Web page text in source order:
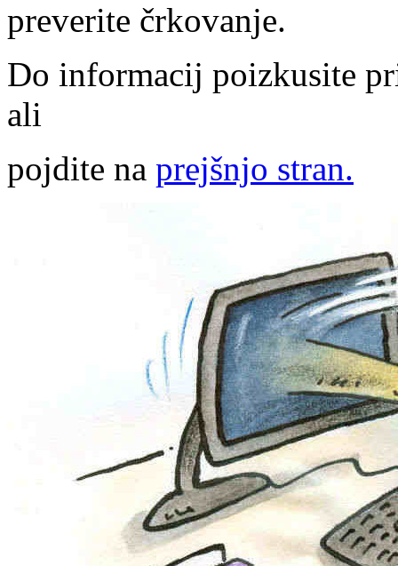
preverite črkovanje.
Do informacij poizkusite
ali
pojdite na prejšnjo stran.